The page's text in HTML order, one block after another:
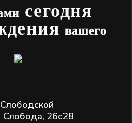
сегодня
вашего
Слобода, 26с28